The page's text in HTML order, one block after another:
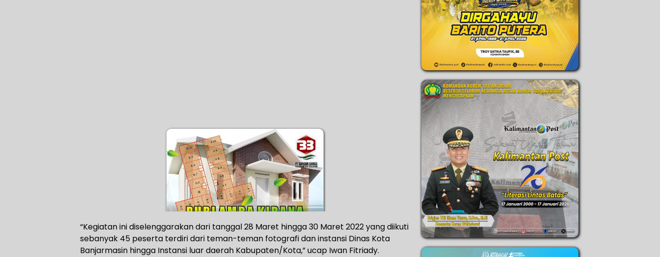
“Kegiatan ini diselenggarakan dari tanggal 28 Maret hingga 30 Maret 2022 yang diikuti
sebanyak 45 peserta terdiri dari teman-teman fotografi dan instansi Dinas Kota
Banjarmasin hingga Instansi luar daerah Kabupaten/Kota,” ucap Iwan Fitriady.